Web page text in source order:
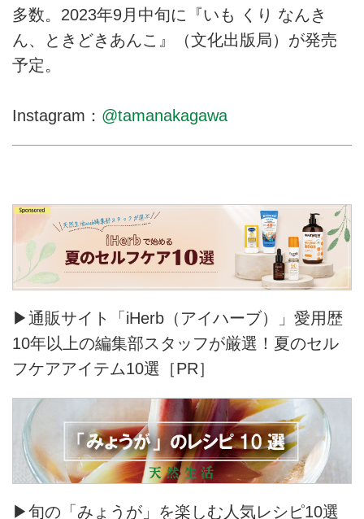
多数。2023年9月中旬に『いも くり なんき
ん、ときどきあんこ』（文化出版局）が発売
予定。
Instagram： @tamanakagawa
▶通販サイト「iHerb（アイハーブ）」愛用歴
10年以上の編集部スタッフが厳選！夏のセル
フケアアイテム10選［PR］
▶旬の「みょうが」を楽しむ人気レシピ10選